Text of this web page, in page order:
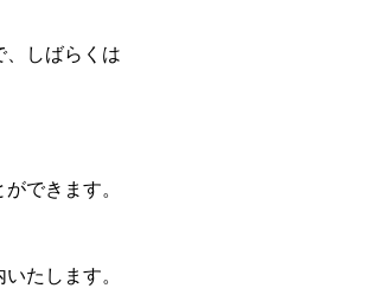
、しばらくは
できます。
たします。